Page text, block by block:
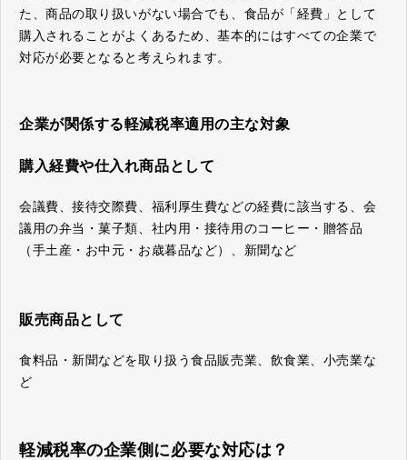
た、商品の取り扱いがない場合でも、食品が「経費」として
購入されることがよくあるため、基本的にはすべての企業で
対応が必要となると考えられます。
企業が関係する軽減税率適用の主な対象
購入経費や仕入れ商品として
会議費、接待交際費、福利厚生費などの経費に該当する、会
議用の弁当・菓子類、社内用・接待用のコーヒー・贈答品
（手土産・お中元・お歳暮品など）、新聞など
販売商品として
食料品・新聞などを取り扱う食品販売業、飲食業、小売業な
ど
軽減税率の企業側に必要な対応は？